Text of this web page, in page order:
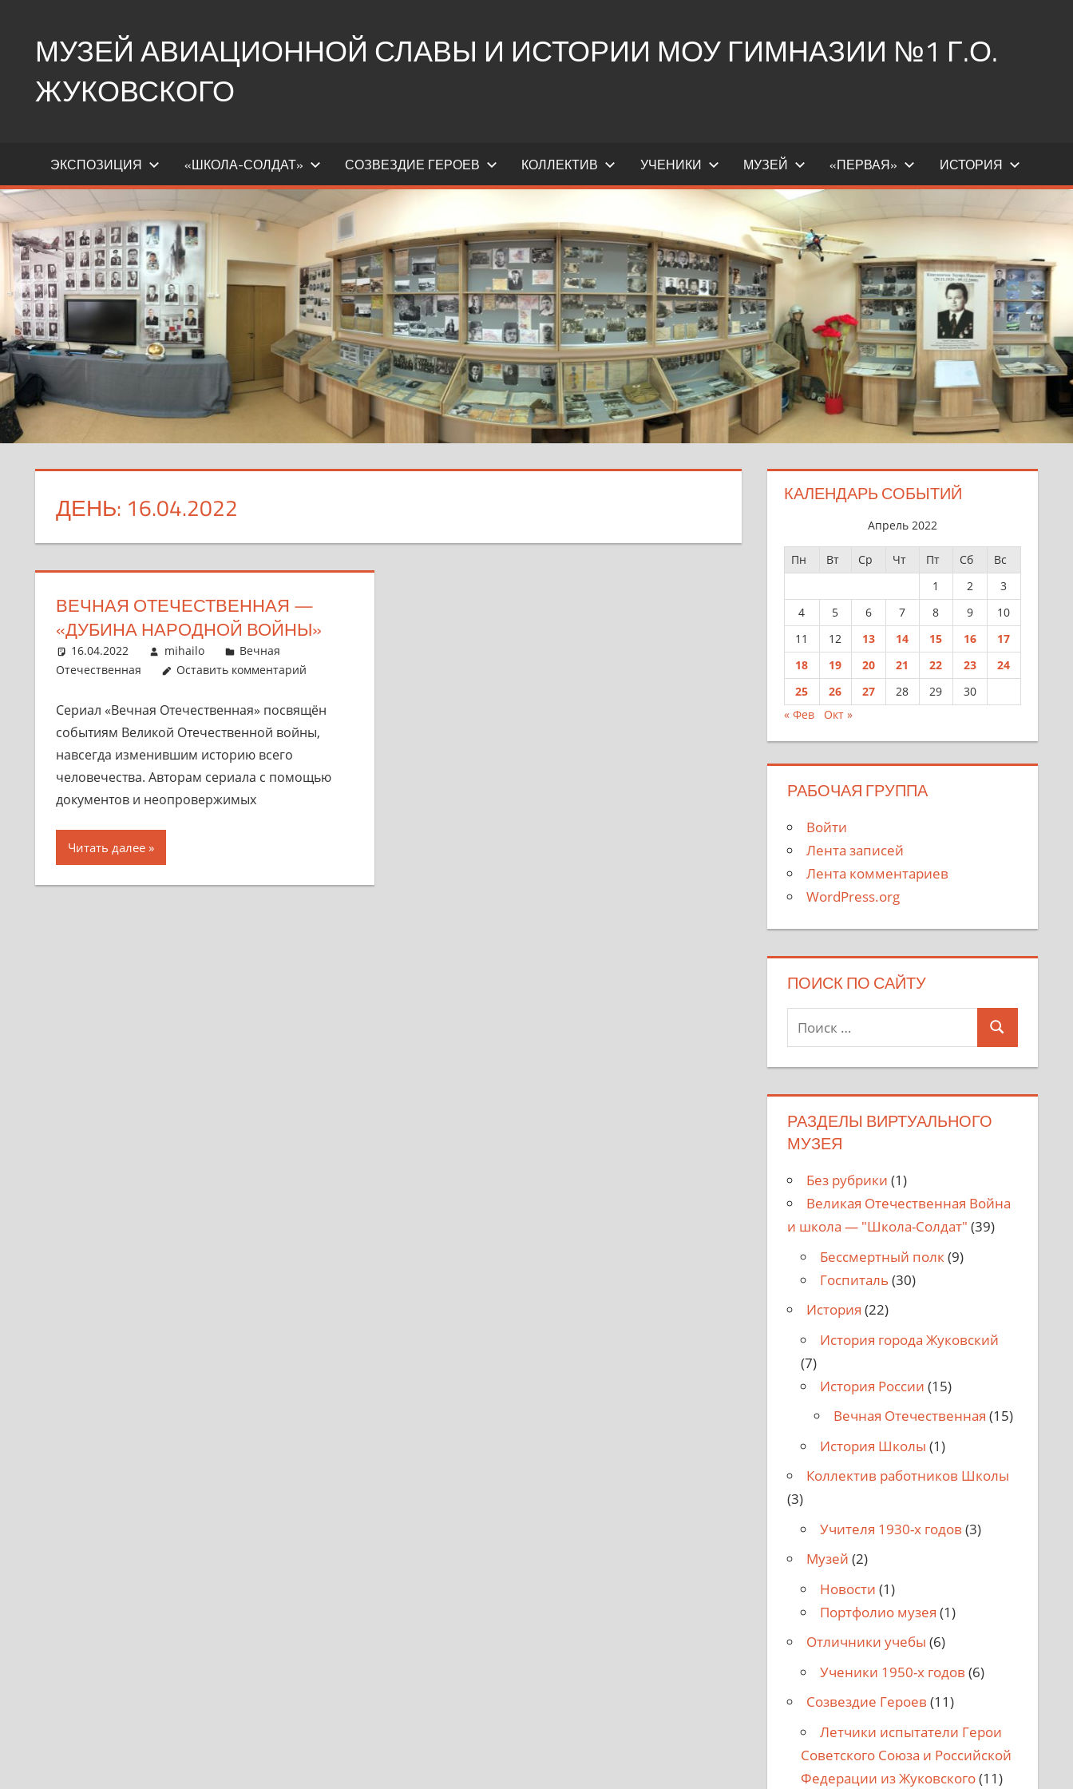
содержимому
МУЗЕЙ АВИАЦИОННОЙ СЛАВЫ И ИСТОРИИ МОУ ГИМНАЗИИ №1 Г.О.
ЖУКОВСКОГО
сайт
на
WordPress
ЭКСПОЗИЦИЯ «ШКОЛА-СОЛДАТ» СОЗВЕЗДИЕ ГЕРОЕВ КОЛЛЕКТИВ УЧЕНИКИ МУЗЕЙ «ПЕРВАЯ» ИСТОРИЯ
ДЕНЬ: 16.04.2022
ВЕЧНАЯ ОТЕЧЕСТВЕННАЯ —
«ДУБИНА НАРОДНОЙ ВОЙНЫ»
16.04.2022 mihailo
Вечная
Отечественная
Оставить комментарий
Сериал «Вечная Отечественная» посвящён
событиям Великой Отечественной войны,
навсегда изменившим историю всего
человечества. Авторам сериала с помощью
документов и неопровержимых
Читать далее
КАЛЕНДАРЬ СОБЫТИЙ
Апрель 2022
Пн Вт Ср Чт Пт Сб
Вс
1
2
3
4
5 6 7 8 9
10
11
12 13 14 15 16
17
18
19 20 21 22 23
24
25
26 27 28 29
30
« Фев
Окт »
РАБОЧАЯ ГРУППА
Войти
Лента записей
Лента комментариев
WordPress.org
ПОИСК ПО САЙТУ
Поиск
для:
Поиск
РАЗДЕЛЫ ВИРТУАЛЬНОГО
МУЗЕЯ
Без рубрики (1)
Великая Отечественная Война
и школа — "Школа-Солдат" (39)
Бессмертный полк(9)
Госпиталь (30)
История (22)
История города Жуковский
(7)
История России (15)
Вечная Отечественная (15)
История Школы (1)
Коллектив работников Школы
(3)
Учителя 1930-х годов (3)
Музей (2)
Новости (1)
Портфолио музея (1)
Отличники учебы (6)
Ученики 1950-х годов (6)
Созвездие Героев (11)
Летчики испытатели Герои
Советского Союза и Российской
Федерации из Жуковского(11)